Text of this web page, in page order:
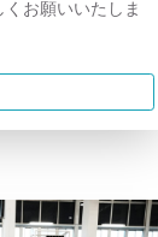
お願いいたしま